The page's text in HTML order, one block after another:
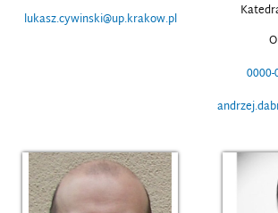
lukasz.cywinski@up.krakow.pl